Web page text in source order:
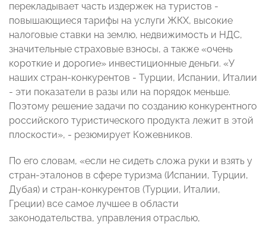
перекладывает часть издержек на туристов -
повышающиеся тарифы на услуги ЖКХ, высокие
налоговые ставки на землю, недвижимость и НДС,
значительные страховые взносы, а также «очень
короткие и дорогие» инвестиционные деньги. «У
наших стран-конкурентов - Турции, Испании, Италии
- эти показатели в разы или на порядок меньше.
Поэтому решение задачи по созданию конкурентного
российского туристического продукта лежит в этой
плоскости», - резюмирует Кожевников.
По его словам, «если не сидеть сложа руки и взять у
стран-эталонов в сфере туризма (Испании, Турции,
Дубая) и стран-конкурентов (Турции, Италии,
Греции) все самое лучшее в области
законодательства, управления отраслью,